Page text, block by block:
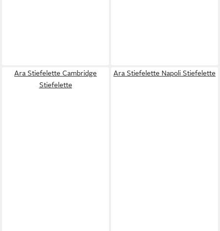
Ara Stiefelette Cambridge
Stiefelette
Ara Stiefelette Napoli Stiefelette